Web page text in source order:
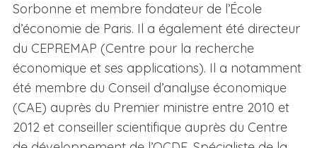
Sorbonne et membre fondateur de l’École
d’économie de Paris. Il a également été directeur
du CEPREMAP (Centre pour la recherche
économique et ses applications). Il a notamment
été membre du Conseil d’analyse économique
(CAE) auprès du Premier ministre entre 2010 et
2012 et conseiller scientifique auprès du Centre